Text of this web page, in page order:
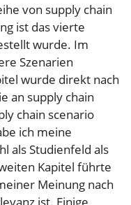
von supply chain
ist das vierte
wurde. Im
Szenarien
wurde direkt nach
an supply chain
chain scenario
ich meine
als Studienfeld als
Kapitel führte
Meinung nach
ist. Einige